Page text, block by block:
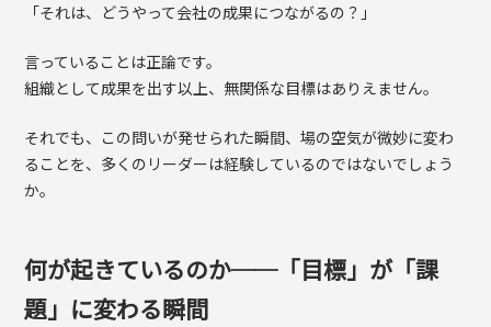
「それは、どうやって会社の成果につながるの？」
言っていることは正論です。
組織として成果を出す以上、無関係な目標はありえません。
それでも、この問いが発せられた瞬間、場の空気が微妙に変わ
ることを、多くのリーダーは経験しているのではないでしょう
か。
何が起きているのか──「目標」が「課
題」に変わる瞬間